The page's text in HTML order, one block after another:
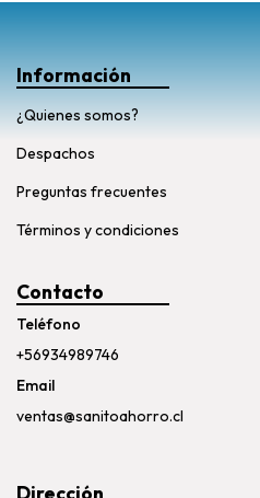
Información
¿Quienes somos?
Despachos
Preguntas frecuentes
Términos y condiciones
Contacto
Teléfono
+56934989746
Email
ventas@sanitoahorro.cl
Dirección